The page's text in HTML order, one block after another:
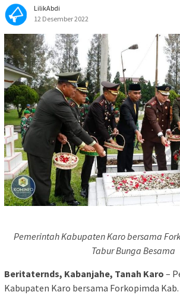
LilikAbdi
12 Desember 2022
Pemerintah Kabupaten Karo bersama
Tabur Bunga Besama
Beritaternds, Kabanjahe, Tanah Karo –
Kabupaten Karo bersama Forkopimda